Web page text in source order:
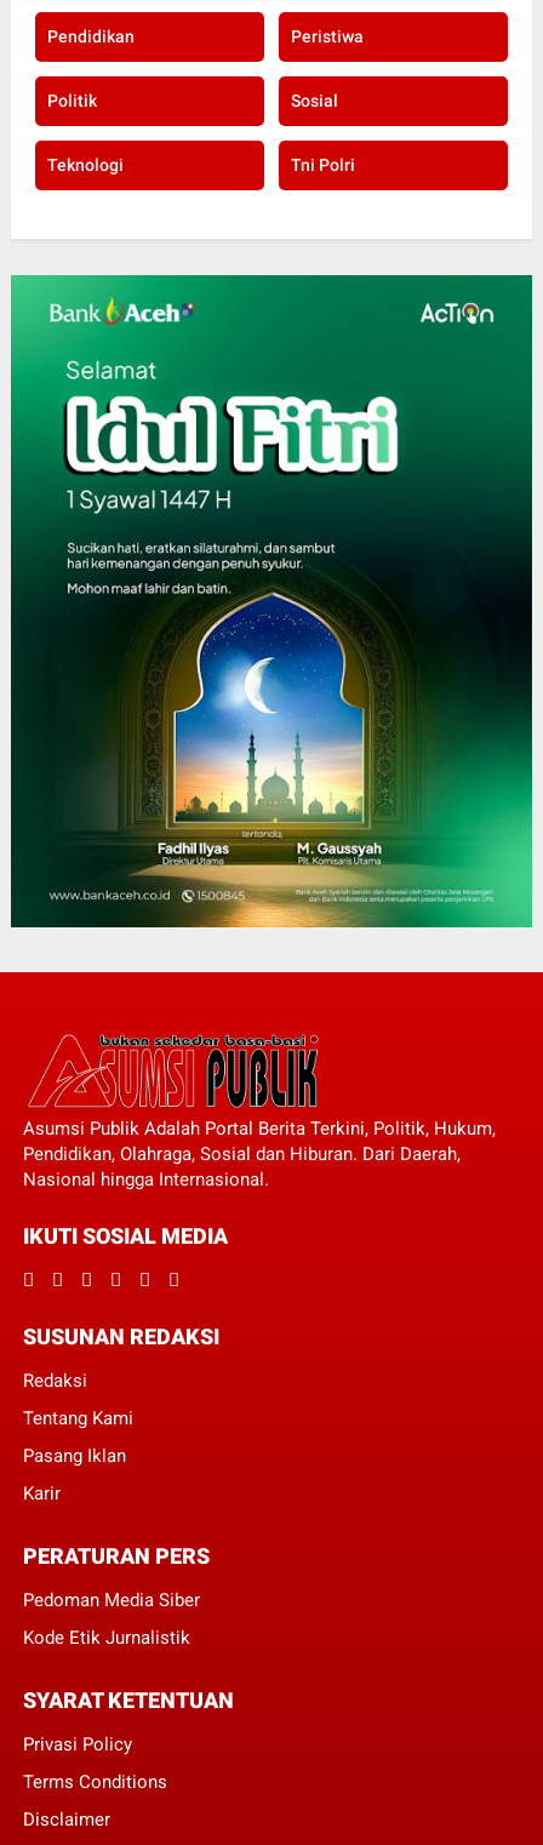
Pendidikan Peristiwa
Politik Sosial
Teknologi Tni Polri
Asumsi Publik Adalah Portal Berita Terkini, Politik, Hukum,
Pendidikan, Olahraga, Sosial dan Hiburan. Dari Daerah,
Nasional hingga Internasional.
IKUTI SOSIAL MEDIA
SUSUNAN REDAKSI
Redaksi
Tentang Kami
Pasang Iklan
Karir
PERATURAN PERS
Pedoman Media Siber
Kode Etik Jurnalistik
SYARAT KETENTUAN
Privasi Policy
Terms Conditions
Disclaimer